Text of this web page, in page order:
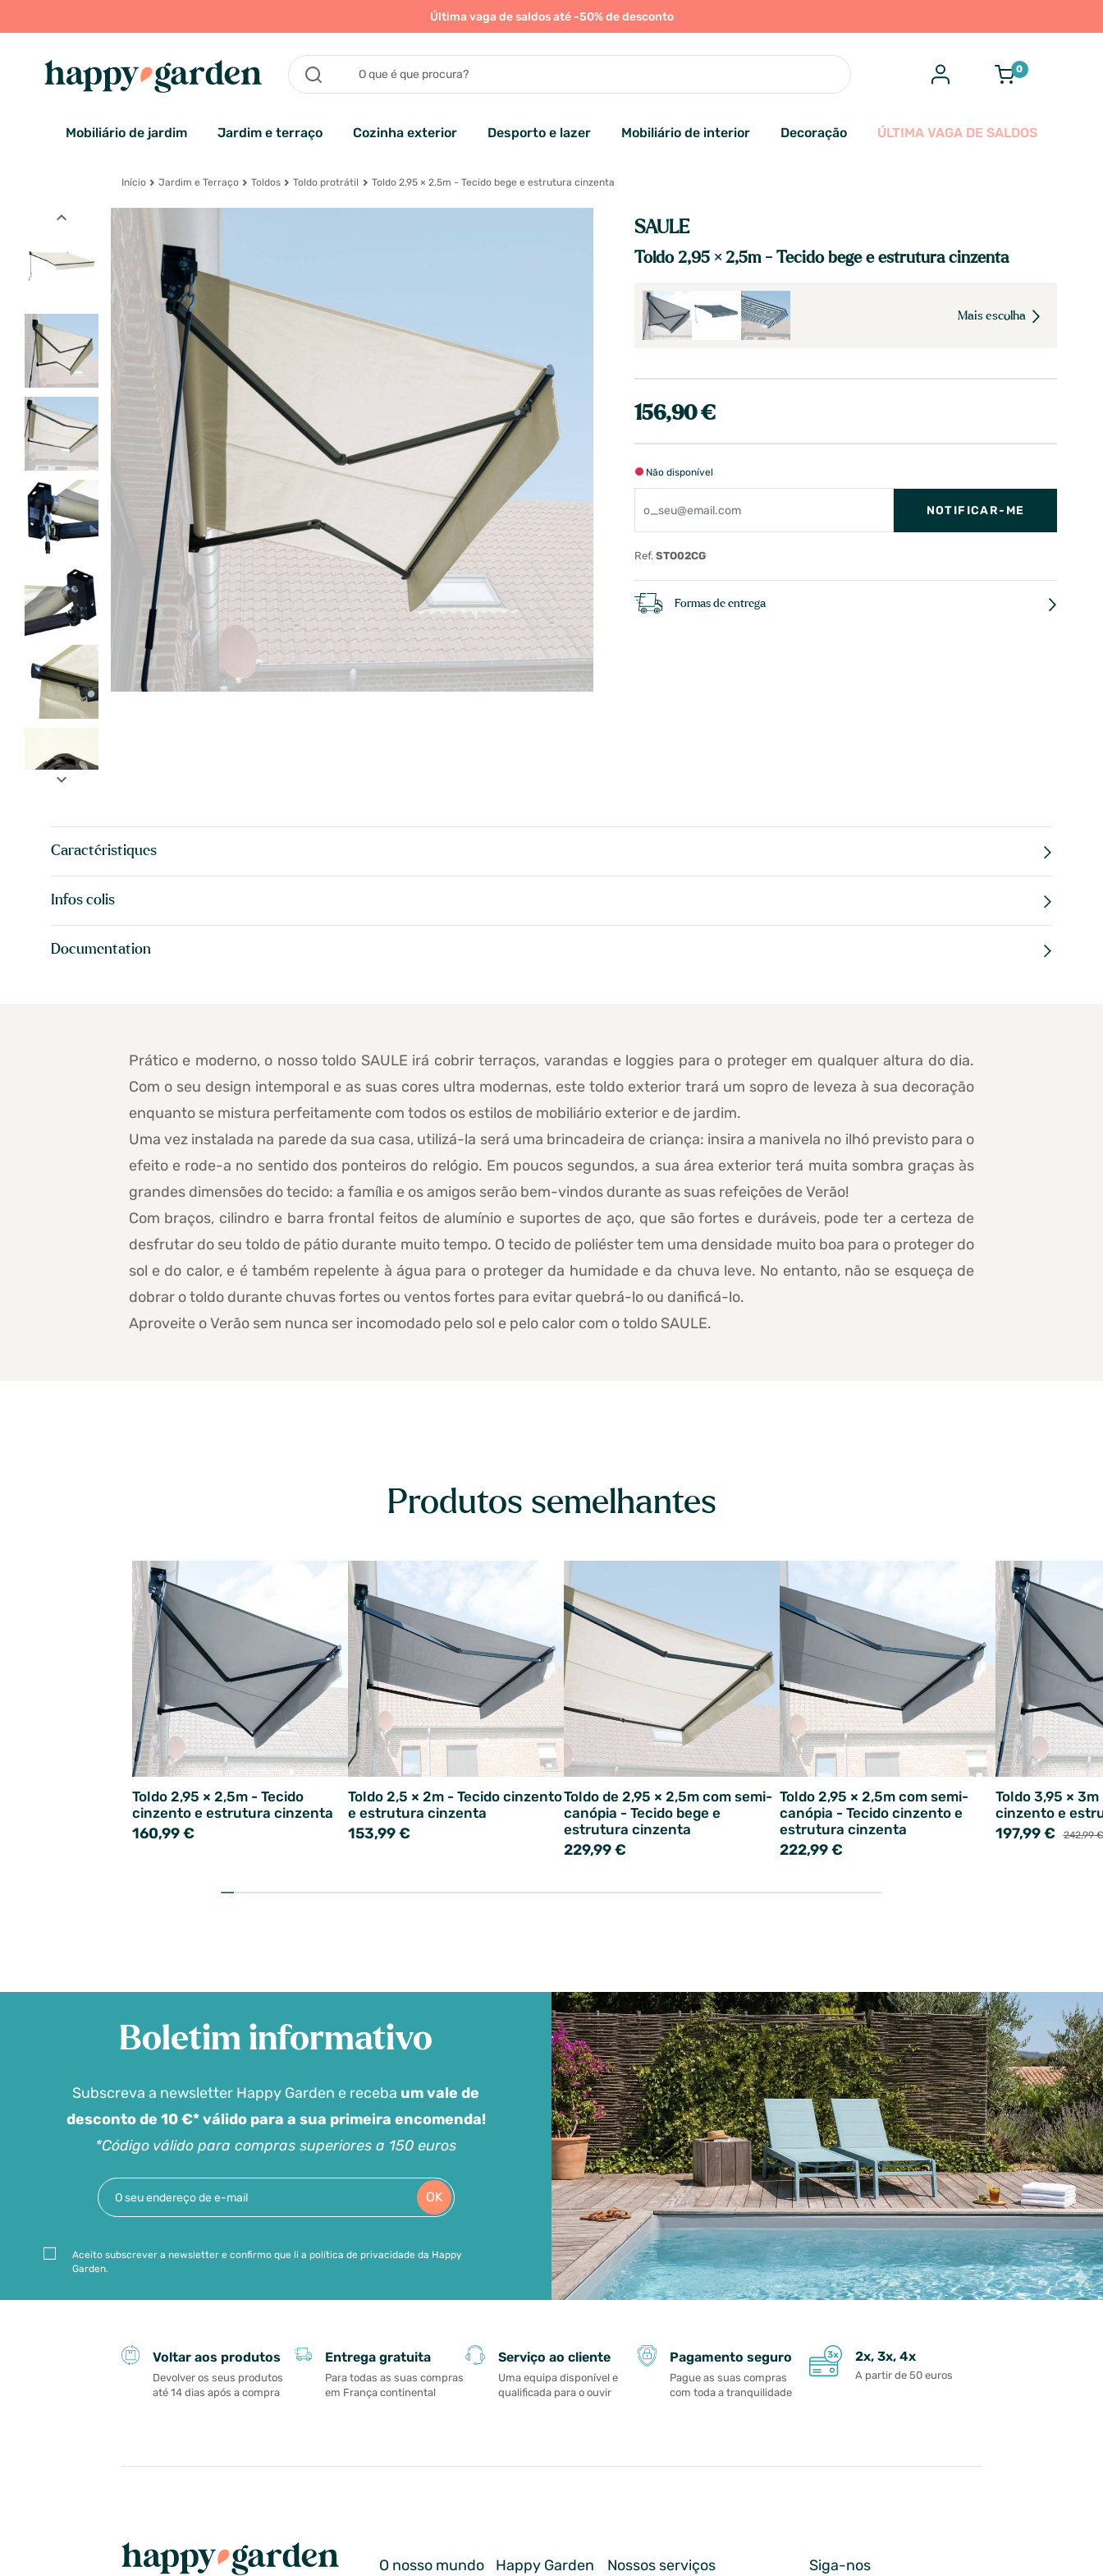
Última vaga de saldos até -50% de desconto
0
Mobiliário de jardim Jardim e terraço Cozinha exterior Desporto e lazer Mobiliário de interior Decoração ÚLTIMA VAGA DE SALDOS
Início Jardim e Terraço Toldos Toldo protrátil Toldo 2,95 × 2,5m - Tecido bege e estrutura cinzenta
expand_less
expand_more
SAULE
Toldo 2,95 × 2,5m - Tecido bege e estrutura cinzenta
Mais escolha
156,90 €
Não disponível
NOTIFICAR-ME
Ref.STO02CG
Formas de entrega
Caractéristiques
Infos colis
Documentation
Prático e moderno, o nosso toldo SAULE irá cobrir terraços, varandas e loggies para o proteger em qualquer altura do dia.
Com o seu design intemporal e as suas cores ultra modernas, este toldo exterior trará um sopro de leveza à sua decoração
enquanto se mistura perfeitamente com todos os estilos de mobiliário exterior e de jardim.
Uma vez instalada na parede da sua casa, utilizá-la será uma brincadeira de criança: insira a manivela no ilhó previsto para o
efeito e rode-a no sentido dos ponteiros do relógio. Em poucos segundos, a sua área exterior terá muita sombra graças às
grandes dimensões do tecido: a família e os amigos serão bem-vindos durante as suas refeições de Verão!
Com braços, cilindro e barra frontal feitos de alumínio e suportes de aço, que são fortes e duráveis, pode ter a certeza de
desfrutar do seu toldo de pátio durante muito tempo. O tecido de poliéster tem uma densidade muito boa para o proteger do
sol e do calor, e é também repelente à água para o proteger da humidade e da chuva leve. No entanto, não se esqueça de
dobrar o toldo durante chuvas fortes ou ventos fortes para evitar quebrá-lo ou danificá-lo.
Aproveite o Verão sem nunca ser incomodado pelo sol e pelo calor com o toldo SAULE.
Produtos semelhantes
Toldo 2,95 × 2,5m - Tecido
cinzento e estrutura cinzenta
160,99 €
Toldo 2,5 × 2m - Tecido cinzento
e estrutura cinzenta
153,99 €
Toldo de 2,95 × 2,5m com semi-
canópia - Tecido bege e
estrutura cinzenta
229,99 €
Toldo 2,95 × 2,5m com semi-
canópia - Tecido cinzento e
estrutura cinzenta
222,99 €
Toldo 3,95 ×
cinzento e
197,99 € 242,99 €
Boletim informativo
Subscreva a newsletter Happy Garden e receba um vale de
desconto de 10 €* válido para a sua primeira encomenda!
*Código válido para compras superiores a 150 euros
OK
Aceito subscrever a newsletter e confirmo que li a política de privacidade da Happy
Garden.
Voltar aos produtos
Devolver os seus produtos
até 14 dias após a compra
Entrega gratuita
Para todas as suas compras
em França continental
Serviço ao cliente
Uma equipa disponível e
qualificada para o ouvir
Pagamento seguro
Pague as suas compras
com toda a tranquilidade
2x, 3x, 4x
A partir de 50 euros
O nosso mundo Happy Garden Nossos serviços Siga-nos